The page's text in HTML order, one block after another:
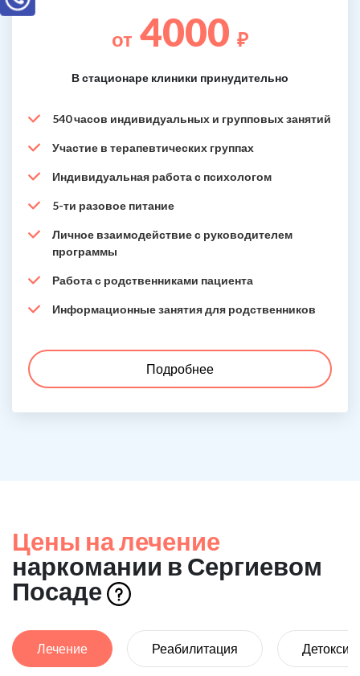
от 4000 ₽
В стационаре клиники принудительно
540 часов индивидуальных и групповых занятий
Участие в терапевтических группах
Индивидуальная работа с психологом
5-ти разовое питание
Личное взаимодействие с руководителем
программы
Работа с родственниками пациента
Информационные занятия для родственников
Подробнее
Цены на лечение
наркомании в Сергиевом
Посаде
Лечение Реабилитация